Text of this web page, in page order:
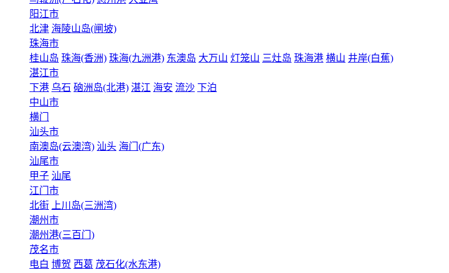
阳江市
北津 海陵山岛(闸坡)
珠海市
桂山岛 珠海(香洲) 珠海(九洲港) 东澳岛 大万山 灯笼山 三灶岛 珠海港 横山 井岸(白蕉)
湛江市
下港 乌石 硇洲岛(北港) 湛江 海安 流沙 下泊
中山市
横门
汕头市
南澳岛(云澳湾) 汕头 海门(广东)
汕尾市
甲子 汕尾
江门市
北街
上川岛(三洲湾)
潮州市
潮州港(三百门)
茂名市
电白 博贺 西葛 茂石化(水东港)